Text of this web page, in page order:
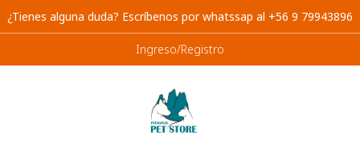
¿Tienes alguna duda? Escríbenos por whatssap al +56 9 79943896
Ingreso/Registro